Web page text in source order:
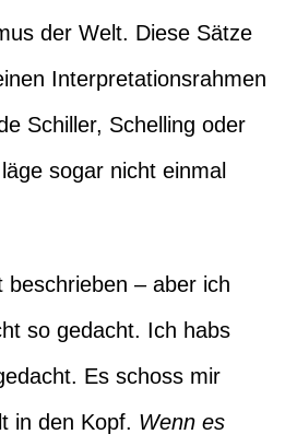
der Welt. Diese Sätze
Interpretationsrahmen
Schiller, Schelling oder
sogar nicht einmal
– aber ich
so gedacht. Ich habs
Es schoss mir
in den Kopf. Wenn es